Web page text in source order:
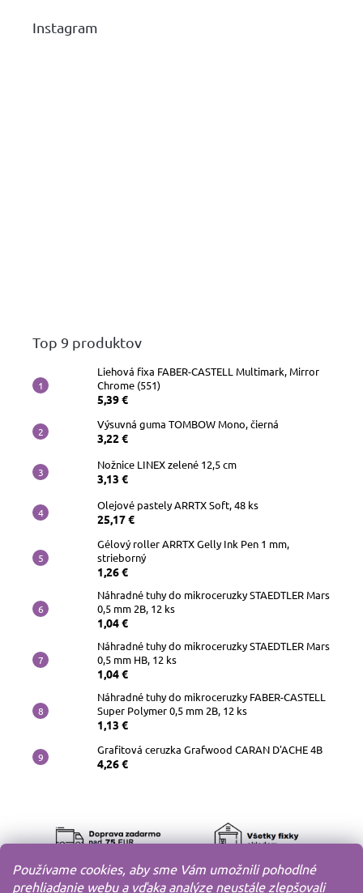
Používame cookies, aby sme Vám umožnili pohodlné
prehliadanie webu a vďaka analýze neustále zlepšovali
Instagram
Top 9 produktov
Liehová fixa FABER-CASTELL Multimark, Mirror
Chrome (551)
5,39 €
Výsuvná guma TOMBOW Mono, čierná
3,22 €
Nožnice LINEX zelené 12,5 cm
3,13 €
Olejové pastely ARRTX Soft, 48 ks
25,17 €
Gélový roller ARRTX Gelly Ink Pen 1 mm,
strieborný
1,26 €
Náhradné tuhy do mikroceruzky STAEDTLER Mars
0,5 mm 2B, 12 ks
1,04 €
Náhradné tuhy do mikroceruzky STAEDTLER Mars
0,5 mm HB, 12 ks
1,04 €
Náhradné tuhy do mikroceruzky FABER-CASTELL
Super Polymer 0,5 mm 2B, 12 ks
1,13 €
Grafitová ceruzka Grafwood CARAN D'ACHE 4B
4,26 €